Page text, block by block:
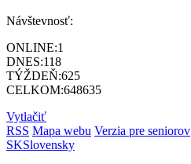
Návštevnosť:
ONLINE:1
DNES:118
TÝŽDEŇ:625
CELKOM:648635
Vytlačiť
RSS Mapa webu Verzia pre seniorov
SKSlovensky